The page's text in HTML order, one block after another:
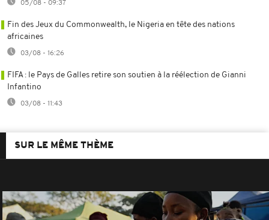
05/08 - 09:37
Fin des Jeux du Commonwealth, le Nigeria en tête des nations
africaines
03/08 - 16:26
FIFA : le Pays de Galles retire son soutien à la réélection de Gianni
Infantino
03/08 - 11:43
SUR LE MÊME THÈME